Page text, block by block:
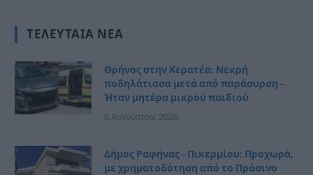
ΤΕΛΕΥΤΑΊΑ ΝΈΑ
Θρήνος στην Κερατέα: Νεκρή
ποδηλάτισσα μετά από παράσυρση –
Ήταν μητέρα μικρού παιδιού
6 Αυγούστου, 2026
Δήμος Ραφήνας – Πικερμίου: Προχωρά,
με χρηματοδότηση από το Πράσινο